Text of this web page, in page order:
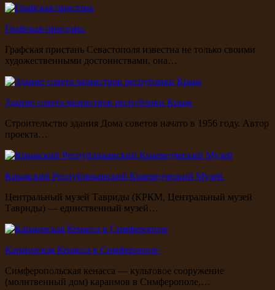
Графская пристань
Графская пристань Севастополя известна не только своими
художественными достоинствами, она…
Здание совета министров республики Крым
Строительство здания Дома советов начато в 1956 году. Автор
проекта…
Крымский Республиканский Краеведческий Музей
Центральный музей Тавриды (КРКМ, Центральный музей
Тавриды) — единственный музей…
Караимская Кенасса в Симферополе
Симферопольская кенасса — культовое сооружение
(молитвенный дом) караимов в Симферополе,…